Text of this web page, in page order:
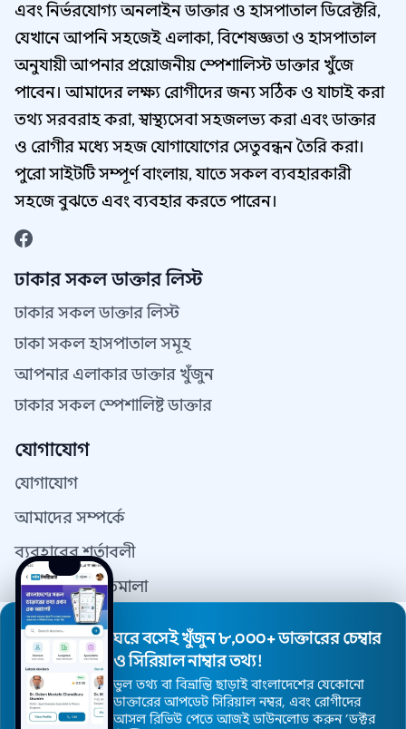
এবং নির্ভরযোগ্য অনলাইন ডাক্তার ও হাসপাতাল ডিরেক্টরি,
যেখানে আপনি সহজেই এলাকা, বিশেষজ্ঞতা ও হাসপাতাল
অনুযায়ী আপনার প্রয়োজনীয় স্পেশালিস্ট ডাক্তার খুঁজে
পাবেন। আমাদের লক্ষ্য রোগীদের জন্য সঠিক ও যাচাই করা
তথ্য সরবরাহ করা, স্বাস্থ্যসেবা সহজলভ্য করা এবং ডাক্তার
ও রোগীর মধ্যে সহজ যোগাযোগের সেতুবন্ধন তৈরি করা।
পুরো সাইটটি সম্পূর্ণ বাংলায়, যাতে সকল ব্যবহারকারী
সহজে বুঝতে এবং ব্যবহার করতে পারেন।
ঢাকার সকল ডাক্তার লিস্ট
ঢাকার সকল ডাক্তার লিস্ট
ঢাকা সকল হাসপাতাল সমূহ
আপনার এলাকার ডাক্তার খুঁজুন
ঢাকার সকল স্পেশালিষ্ট ডাক্তার
যোগাযোগ
যোগাযোগ
আমাদের সম্পর্কে
ব্যবহারের শর্তাবলী
গোপনীয়তা নীতিমালা
যোগাযোগ
ডাক্তার রেজিস্ট্রেশন
© 2026 DoctorsInDhaka - সর্বস্বত্ব সংরক্ষিত।
ঘরে বসেই খুঁজুন ৮,০০০+ ডাক্তারের চেম্বার
ও সিরিয়াল নাম্বার তথ্য!
ভুল তথ্য বা বিভ্রান্তি ছাড়াই বাংলাদেশের যেকোনো
ডাক্তারের আপডেট সিরিয়াল নম্বর, এবং রোগীদের
আসল রিভিউ পেতে আজই ডাউনলোড করুন ’ডক্টর